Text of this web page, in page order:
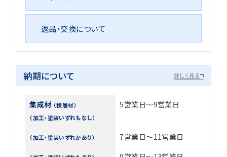
返品・交換について
納期について 詳しく見る
集成材 （積層材）
（加工・塗装いずれもなし）
5営業日～9営業日
（加工・塗装いずれかあり） 7営業日～11営業日